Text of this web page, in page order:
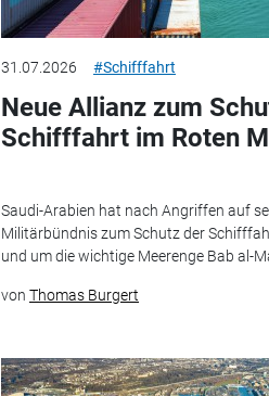
31.07.2026 #Schifffahrt
Neue Allianz zum
Schifffahrt im Roten
Saudi-Arabien hat nach Angriffen auf
Militärbündnis zum Schutz der
und um die wichtige Meerenge Bab al-
von Thomas Burgert